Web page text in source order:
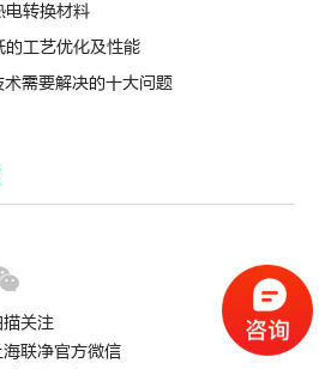
电转换材料
工艺优化及性能
需要解决的十大问题
描关注
海联净官方微信